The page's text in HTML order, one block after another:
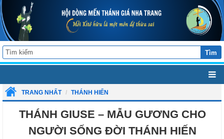
Tìm
TRANG NHẤT THÁNH HIẾN
THÁNH GIUSE – MẪU GƯƠNG CHO
NGƯỜI SỐNG ĐỜI THÁNH HIẾN